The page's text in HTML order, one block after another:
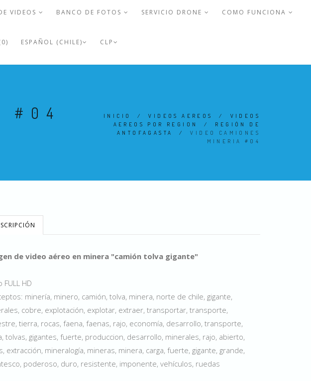
VIDEOS BANCO DE FOTOS SERVICIO DRONE COMO FUNCIONA
ESPAÑOL (CHILE) CLP
#04 INICIO /VIDEOS AEREOS / VIDEOS
AEREOS POR REGION
/ REGIÓN DE
ANTOFAGASTA
/VIDEO CAMIONES
MINERIA #04
de video aéreo en minera "camión tolva gigante"
FULL HD
minería, minero, camión, tolva, minera, norte de chile, gigante,
cobre, explotación, explotar, extraer, transportar, transporte,
tierra, rocas, faena, faenas, rajo, economía, desarrollo, transporte,
tolvas, gigantes, fuerte, produccion, desarrollo, minerales, rajo, abierto,
extracción, mineralogía, mineras, minera, carga, fuerte, gigante, grande,
poderoso, duro, resistente, imponente, vehículos, ruedas